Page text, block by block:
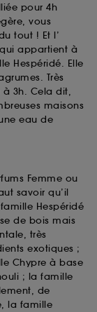
pour 4h
vous
tout ! Et l’
appartient à
Hespéridé. Elle
Très
à 3h. Cela dit,
maisons
eau de
Femme ou
savoir qu’il
Hespéridé
de bois mais
très
exotiques ;
Chypre à base
; la famille
de
la famille